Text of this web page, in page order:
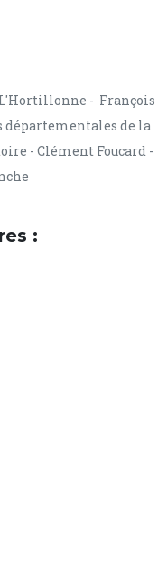
L'Hortillonne - François
départementales de la
- Clément Foucard -
: